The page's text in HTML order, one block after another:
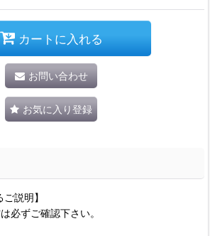
カートに入れる
お問い合わせ
お気に入り登録
説明】
必ずご確認下さい。